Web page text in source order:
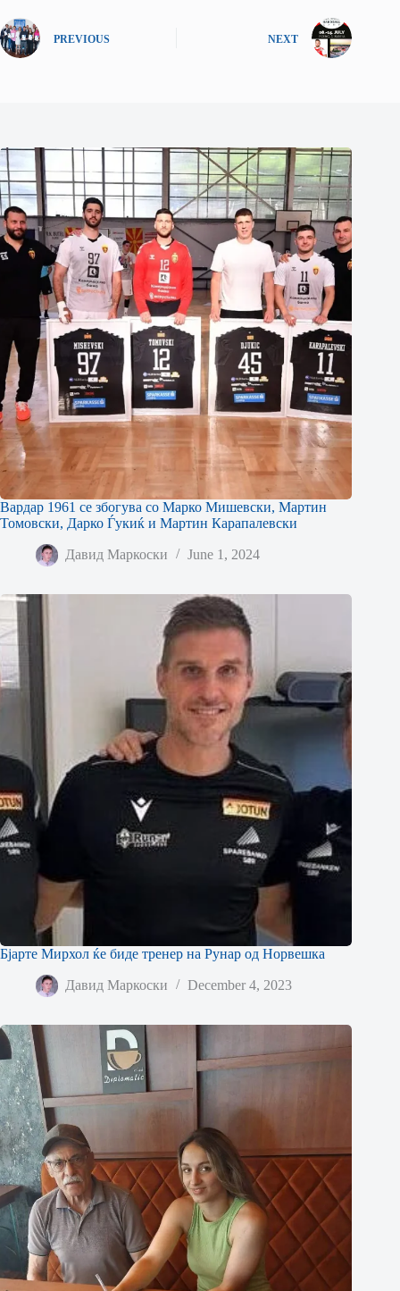
PREVIOUS NEXT
Вардар 1961 се збогува со Марко Мишевски, Мартин
Томовски, Дарко Ѓукиќ и Мартин Карапалевски
Давид Маркоски June 1, 2024
Бјарте Мирхол ќе биде тренер на Рунар од Норвешка
Давид Маркоски December 4, 2023